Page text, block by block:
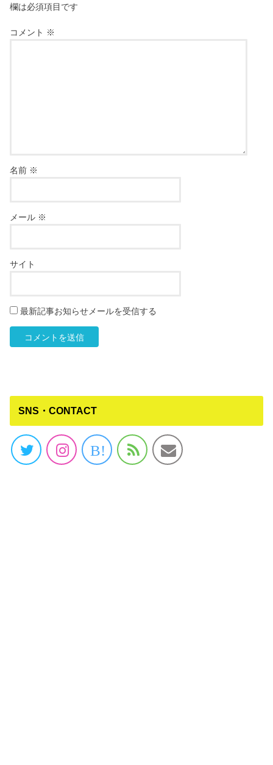
欄は必須項目です
コメント ※
名前 ※
メール ※
サイト
最新記事お知らせメールを受信する
SNS・CONTACT
B!